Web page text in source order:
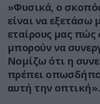
»Φυσικά, ο
είναι να εξετάσω
εταίρους μας πώς
μπορούν να
Νομίζω ότι η
πρέπει
αυτή την οπτική».